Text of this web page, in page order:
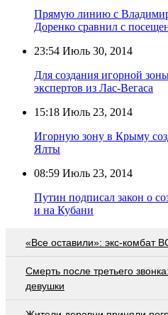
Прямую линию с
Доренко сравнил с
23:54 Июль 30, 2014
Для создания игорной
экспертов из Лас-Вегаса
15:18 Июль 23, 2014
Игорную зону в Крыму
Ялты
08:59 Июль 23, 2014
Путин подписал закон о
и на Кубани
«Все оставили»: экс-комбат
Смерть после третьего
девушки